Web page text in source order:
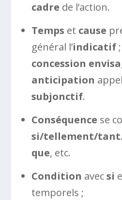
cadre de l’action.
Temps et cause
général l’indicatif ;
concession
anticipation
subjonctif.
Conséquence se
si/tellement/
que, etc.
Condition avecsi
temporels ;